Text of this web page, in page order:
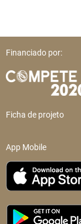
Financiado por:
Ficha de projeto
App Mobile